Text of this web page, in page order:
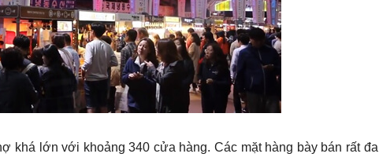
khá lớn với khoảng 340 cửa hàng. Các mặt hàng bày bán rất đa